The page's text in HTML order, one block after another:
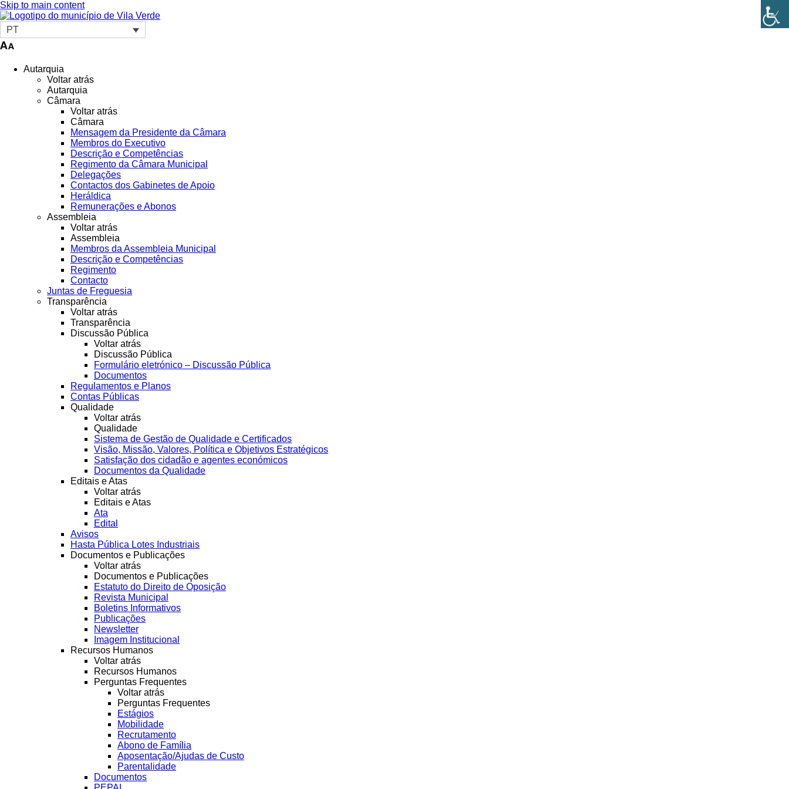
Skip to main content
PT
Autarquia
Voltar atrás
Autarquia
Câmara
Voltar atrás
Câmara
Mensagem da Presidente da Câmara
Membros do Executivo
Descrição e Competências
Regimento da Câmara Municipal
Delegações
Contactos dos Gabinetes de Apoio
Heráldica
Remunerações e Abonos
Assembleia
Voltar atrás
Assembleia
Membros da Assembleia Municipal
Descrição e Competências
Regimento
Contacto
Juntas de Freguesia
Transparência
Voltar atrás
Transparência
Discussão Pública
Voltar atrás
Discussão Pública
Formulário eletrónico – Discussão Pública
Documentos
Regulamentos e Planos
Contas Públicas
Qualidade
Voltar atrás
Qualidade
Sistema de Gestão de Qualidade e Certificados
Visão, Missão, Valores, Política e Objetivos Estratégicos
Satisfação dos cidadão e agentes económicos
Documentos da Qualidade
Editais e Atas
Voltar atrás
Editais e Atas
Ata
Edital
Avisos
Hasta Pública Lotes Industriais
Documentos e Publicações
Voltar atrás
Documentos e Publicações
Estatuto do Direito de Oposição
Revista Municipal
Boletins Informativos
Publicações
Newsletter
Imagem Institucional
Recursos Humanos
Voltar atrás
Recursos Humanos
Perguntas Frequentes
Voltar atrás
Perguntas Frequentes
Estágios
Mobilidade
Recrutamento
Abono de Família
Aposentação/Ajudas de Custo
Parentalidade
Documentos